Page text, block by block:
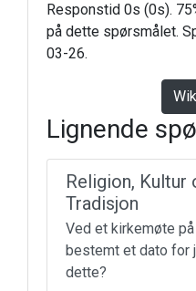
Responstid 0s (0s).
på dette spørsmålet.
03-26.
Lignende
Religion, Kultur
Tradisjon
Ved et kirkemøte
bestemt et dato for
dette?